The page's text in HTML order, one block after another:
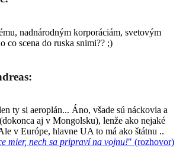
nadnárodným korporáciám, svetovým
co scena do ruska snimi?? ;)
ty si aeroplán... Áno, všade sú náckovia a
aj v Mongolsku), lenže ako nejaké
v Európe, hlavne UA to má ako štátnu ..
mier, nech sa pripraví na vojnu!" (rozhovor)